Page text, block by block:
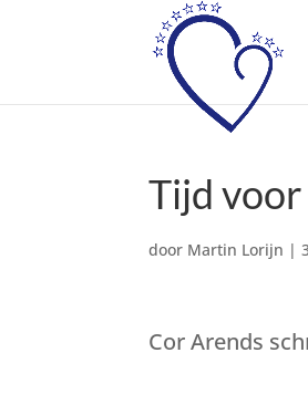
Tijd
door Martin Lorijn |
Cor Arends